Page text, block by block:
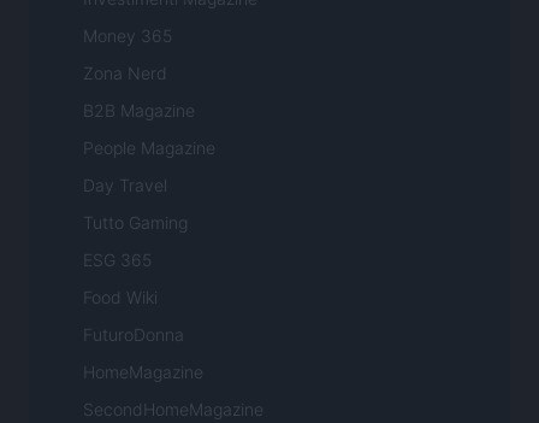
Money 365
Zona Nerd
B2B Magazine
People Magazine
Day Travel
Tutto Gaming
ESG 365
Food Wiki
FuturoDonna
HomeMagazine
SecondHomeMagazine